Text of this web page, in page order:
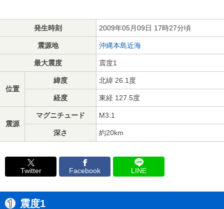
発生時刻 2009年05月09日 17時27分頃
震源地 沖縄本島近海
最大震度 震度1
位置
緯度 北緯 26.1度
経度 東経 127.5度
震源
マグニチュード M3.1
深さ 約20km
Twitter Facebook LINE
震度1